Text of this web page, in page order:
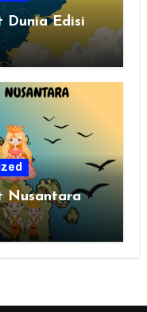
Dunia Edisi
Nusantara